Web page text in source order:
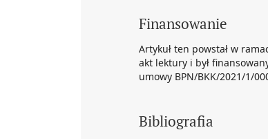
Finansowanie
Artykuł ten powstał w
akt lektury i był
umowy BPN/BKK/2021/1/
Bibliografia